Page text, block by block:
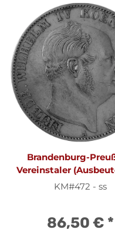
Brandenburg-
Vereinstaler
1860 A - König
KM#472 - ss
86,50 € *